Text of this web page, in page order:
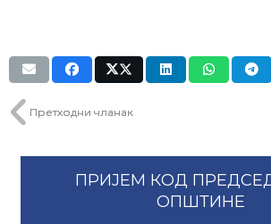
Претходни чланак
ПРИЈЕМ КОД
ОПШТИНЕ